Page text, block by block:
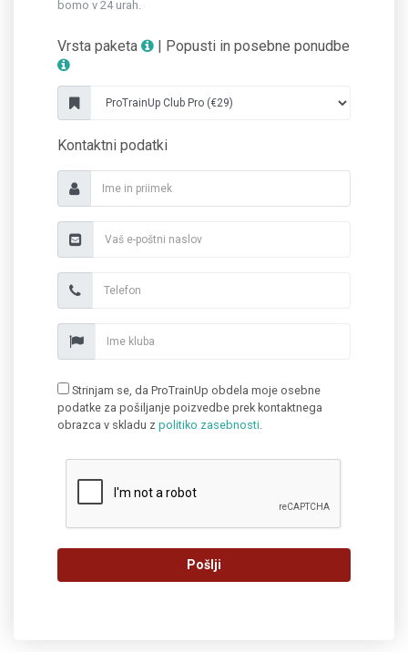
bomo v 24 urah.
Vrsta paketa | Popusti in posebne ponudbe
Kontaktni podatki
Strinjam se, da ProTrainUp obdela moje osebne
podatke za pošiljanje poizvedbe prek kontaktnega
obrazca v skladu z politiko zasebnosti.
Pošlji